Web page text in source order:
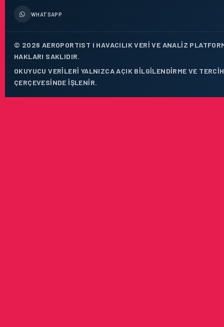
WHATSAPP
© 2026 AEROPORTIST I HAVACILIK VERI VE ANALIZ
HAKLARI SAKLIDIR.
OKUYUCU VERILERI YALNIZCA AÇIK BILGILENDIRME VE
ÇERÇEVESINDE IŞLENIR.